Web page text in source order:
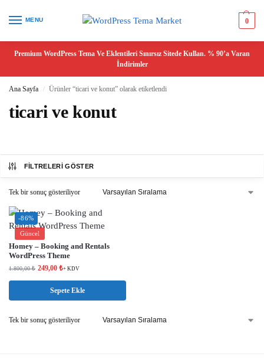
MENU 0
Premium WordPress Tema Ve Eklentileri Sınırsız Sitede Kullan. % 90’a Varan
İndirimler
Ana Sayfa / Ürünler “ticari ve konut” olarak etiketlendi
ticari ve konut
FILTRELERI GÖSTER
Tek bir sonuç gösteriliyor
-86%
Güncel
Homey – Booking and Rentals
WordPress Theme
1.800,00₺ 249,00 ₺+ KDV
Sepete Ekle
Tek bir sonuç gösteriliyor